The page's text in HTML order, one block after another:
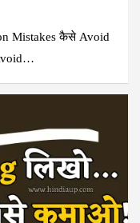
Mistakes कैसे Avoid